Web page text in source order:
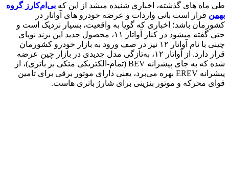
طی ماه های گذشته، اخباری شنیده میشد از این که بی‌ام‌کارز گروه
بهمن قرار است بانی واردات و عرضه خودرو های آواتار در
کشورمان باشد؛ اخباری که گویا به واقعیت، بسیار نزدیک است و
حتی گفته می‎شود در کنار آواتار ۱۱، محصول جدید این برند نوپای
چینی با نام آواتار ۱۲ نیز در صف ورود به بازار خودرو کشورمان
قرار دارد. از آواتار ۱۲، به‌تازگی مدل جدیدی در بازار چین عرضه
شده که به جای پیشرانه BEV (تمام-الکتریکی متکی بر باتری)، از
پیشرانه EREV بهره می‌برد، یعنی دارای موتور برقی برای تامین
قوای محرکه و موتور بنزینی برای شارژ باتری هاست.